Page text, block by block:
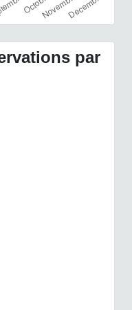
par